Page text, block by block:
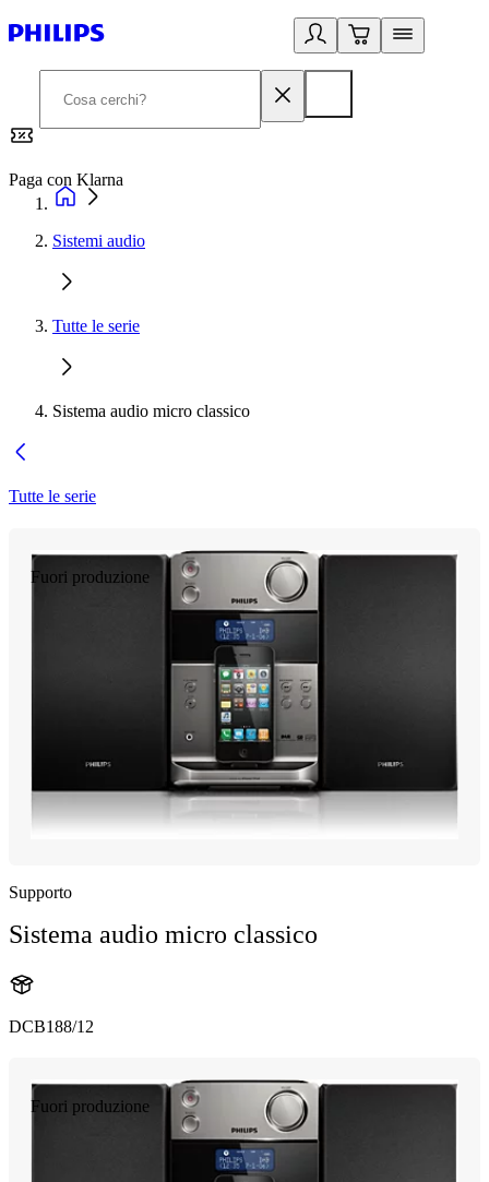
Paga con Klarna
Sistemi audio
Tutte le serie
Sistema audio micro classico
Tutte le serie
Fuori produzione
Supporto
Sistema audio micro classico
DCB188/12
Fuori produzione